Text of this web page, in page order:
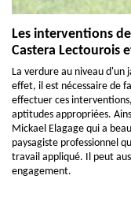
Les interventions
Castera Lectourois
La verdure au niveau d'un
effet, il est nécessaire de
effectuer ces
aptitudes appropriées.
Mickael Elagage qui a
paysagiste professionnel
travail appliqué. Il peut
engagement.